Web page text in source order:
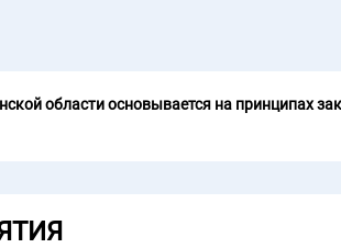
области основывается на принципах